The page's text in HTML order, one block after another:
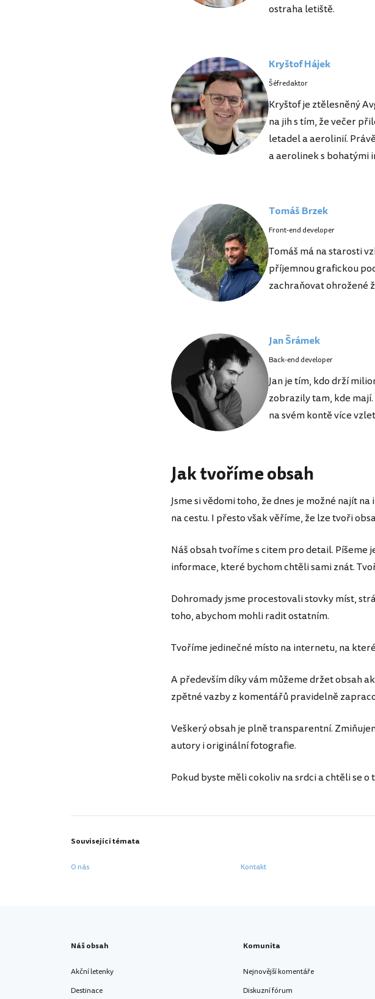
ostraha letiště.
Kryštof Hájek
Šéfredaktor
Kryštof je ztělesněný
na jih s tím, že večer
letadel a aerolinií.
a aerolinek s bohatými
Tomáš Brzek
Front-end developer
Tomáš má na starosti
příjemnou grafickou
zachraňovat ohrožené
Jan Šrámek
Back-end developer
Jan je tím, kdo drží
zobrazily tam, kde
na svém kontě více
Jak tvoříme obsah
Jsme si vědomi toho, že dnes je možné najít
na cestu. I přesto však věříme, že lze tvoři
Náš obsah tvoříme s citem pro detail. Píšeme
informace, které bychom chtěli sami znát.
Dohromady jsme procestovali stovky míst,
toho, abychom mohli radit ostatním.
Tvoříme jedinečné místo na internetu, na
A především díky vám můžeme držet obsah
zpětné vazby z komentářů pravidelně
Veškerý obsah je plně transparentní.
autory i originální fotografie.
Pokud byste měli cokoliv na srdci a chtěli se
Související témata
O nás Kontakt
Náš obsah
Akční letenky
Destinace
Komunita
Nejnovější komentáře
Diskuzní fórum